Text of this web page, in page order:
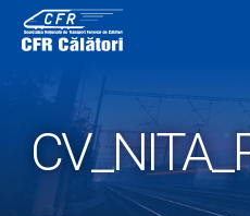
content